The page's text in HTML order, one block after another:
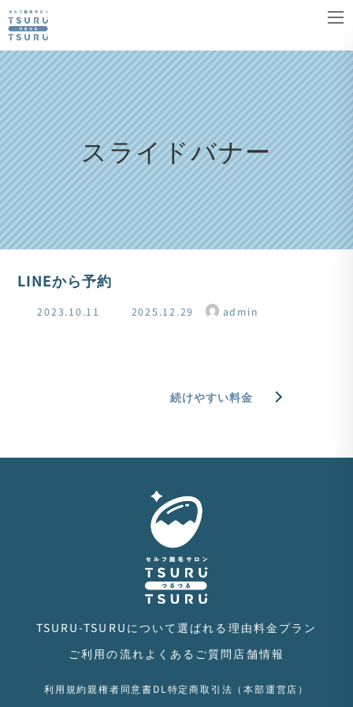
コ
ン
テ
ン
ツ
へ
ス
キ
ッ
プ
ナ
ビ
ゲ
ー
シ
ョ
ン
に
移
動
スライドバナー
LINEから予約
2023.10.11
最
2025.12.29 admin
続けやすい料金
TSURU-TSURUについて選ばれる理由料金プラン
ご利用の流れ よくあるご質問 店舗情報
利用規約親権者同意書DL 特定商取引法（本部運営店）